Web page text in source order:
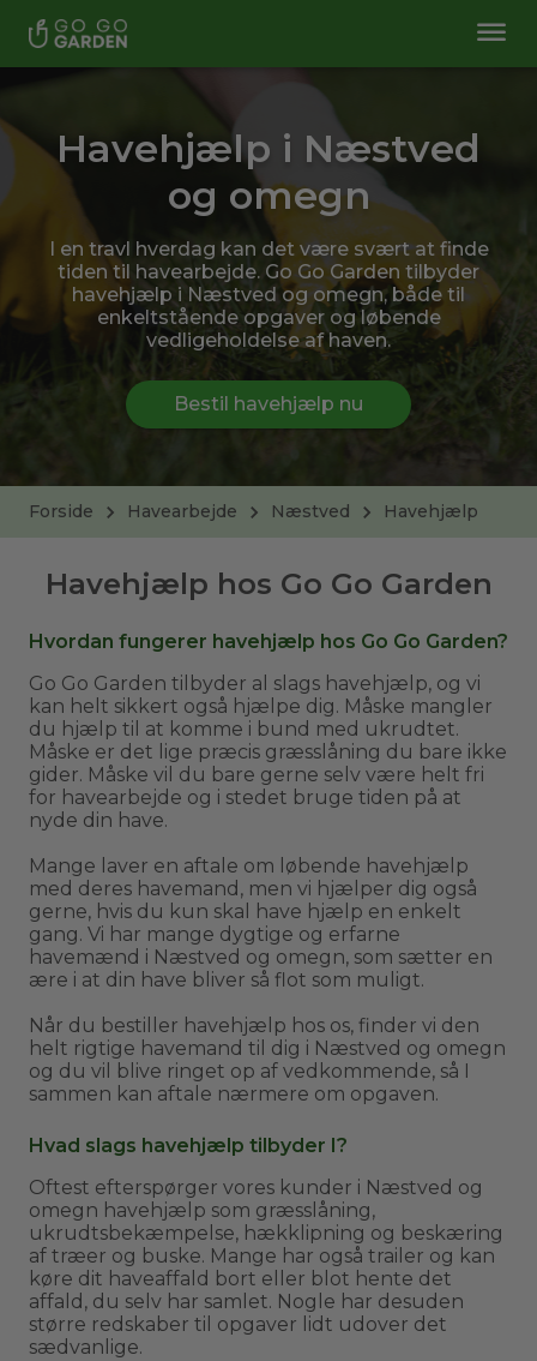
Havehjælp i Næstved
og omegn
I en travl hverdag kan det være svært at finde
tiden til havearbejde. Go Go Garden tilbyder
havehjælp i Næstved og omegn, både til
enkeltstående opgaver og løbende
vedligeholdelse af haven.
Bestil havehjælp nu
Forside Havearbejde Næstved Havehjælp
Havehjælp hos Go Go Garden
Hvordan fungerer havehjælp hos Go Go Garden?
Go Go Garden tilbyder al slags havehjælp, og vi
kan helt sikkert også hjælpe dig. Måske mangler
du hjælp til at komme i bund med ukrudtet.
Måske er det lige præcis græsslåning du bare ikke
gider. Måske vil du bare gerne selv være helt fri
for havearbejde og i stedet bruge tiden på at
nyde din have.
Mange laver en aftale om løbende havehjælp
med deres havemand, men vi hjælper dig også
gerne, hvis du kun skal have hjælp en enkelt
gang. Vi har mange dygtige og erfarne
havemænd i Næstved og omegn, som sætter en
ære i at din have bliver så flot som muligt.
Når du bestiller havehjælp hos os, finder vi den
helt rigtige havemand til dig i Næstved og omegn
og du vil blive ringet op af vedkommende, så I
sammen kan aftale nærmere om opgaven.
Hvad slags havehjælp tilbyder I?
Oftest efterspørger vores kunder i Næstved og
omegn havehjælp som græsslåning,
ukrudtsbekæmpelse, hækklipning og beskæring
af træer og buske. Mange har også trailer og kan
køre dit haveaffald bort eller blot hente det
affald, du selv har samlet. Nogle har desuden
større redskaber til opgaver lidt udover det
sædvanlige.